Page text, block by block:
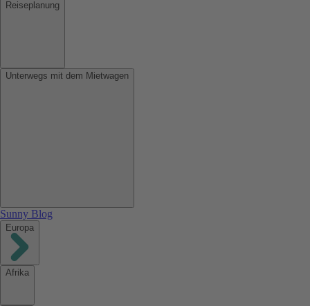
Reiseplanung
Unterwegs mit dem Mietwagen
Sunny Blog
Europa
Afrika